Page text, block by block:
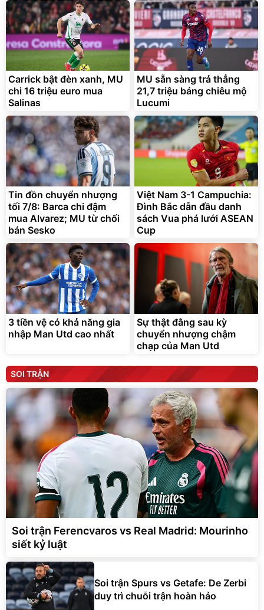
Carrick bật đèn xanh, MU
chi 16 triệu euro mua
Salinas
MU sẵn sàng trả thẳng
21,7 triệu bảng chiêu mộ
Lucumi
Tin đồn chuyển nhượng
tối 7/8: Barca chi đậm
mua Alvarez; MU từ chối
bán Sesko
Việt Nam 3-1 Campuchia:
Đình Bắc dẫn đầu danh
sách Vua phá lưới ASEAN
Cup
3 tiền vệ có khả năng gia
nhập Man Utd cao nhất
Sự thật đằng sau kỳ
chuyển nhượng chậm
chạp của Man Utd
SOI TRẬN
Soi trận Ferencvaros vs Real Madrid: Mourinho
siết kỷ luật
Soi trận Spurs vs Getafe: De Zerbi
duy trì chuỗi trận hoàn hảo